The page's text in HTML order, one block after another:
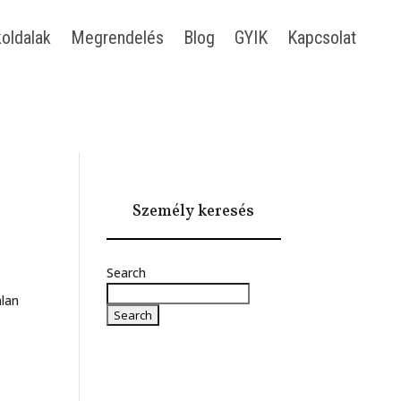
Megrendelés Blog GYIK Kapcsolat
Személy keresés
Search